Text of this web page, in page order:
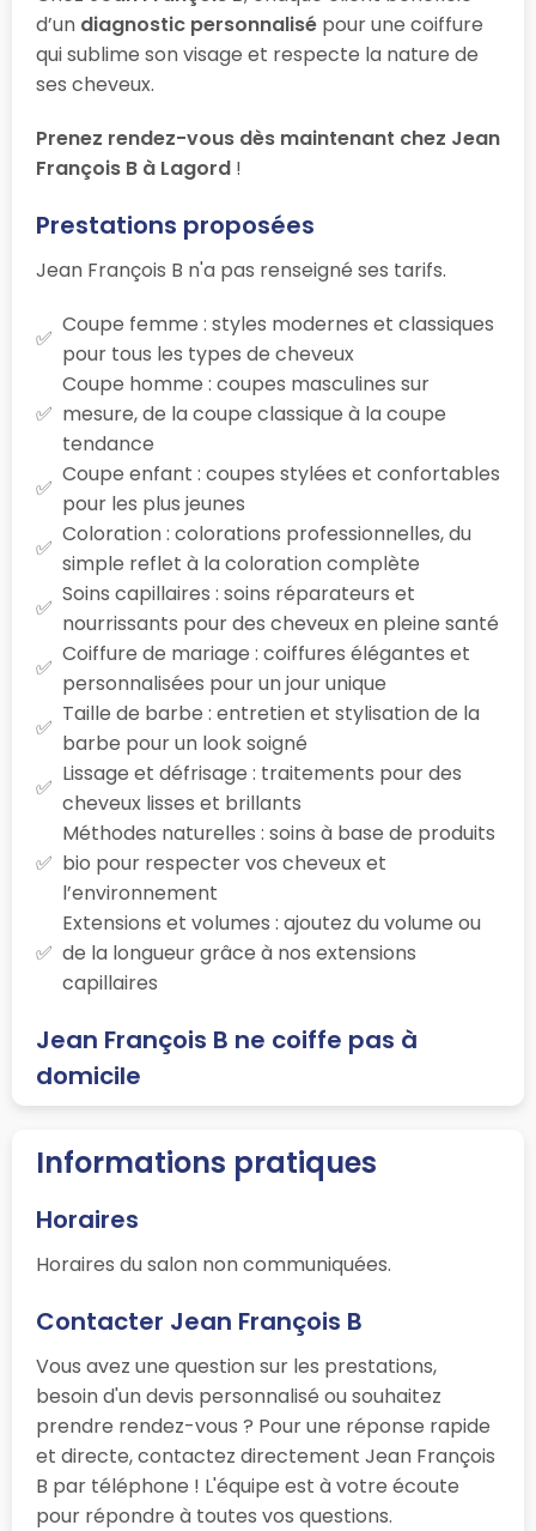
d’un diagnostic personnalisé pour une coiffure
qui sublime son visage et respecte la nature de
ses cheveux.
Prenez rendez-vous dès maintenant chez Jean
François B à Lagord !
Prestations proposées
Jean François B n'a pas renseigné ses tarifs.
Coupe femme : styles modernes et classiques
pour tous les types de cheveux
Coupe homme : coupes masculines sur
mesure, de la coupe classique à la coupe
tendance
Coupe enfant : coupes stylées et confortables
pour les plus jeunes
Coloration : colorations professionnelles, du
simple reflet à la coloration complète
Soins capillaires : soins réparateurs et
nourrissants pour des cheveux en pleine santé
Coiffure de mariage : coiffures élégantes et
personnalisées pour un jour unique
Taille de barbe : entretien et stylisation de la
barbe pour un look soigné
Lissage et défrisage : traitements pour des
cheveux lisses et brillants
Méthodes naturelles : soins à base de produits
bio pour respecter vos cheveux et
l’environnement
Extensions et volumes : ajoutez du volume ou
de la longueur grâce à nos extensions
capillaires
Jean François B ne coiffe pas à
domicile
Informations pratiques
Horaires
Horaires du salon non communiquées.
Contacter Jean François B
Vous avez une question sur les prestations,
besoin d'un devis personnalisé ou souhaitez
prendre rendez-vous ? Pour une réponse rapide
et directe, contactez directement Jean François
B par téléphone ! L'équipe est à votre écoute
pour répondre à toutes vos questions.